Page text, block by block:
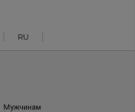
RU
Мужчинам